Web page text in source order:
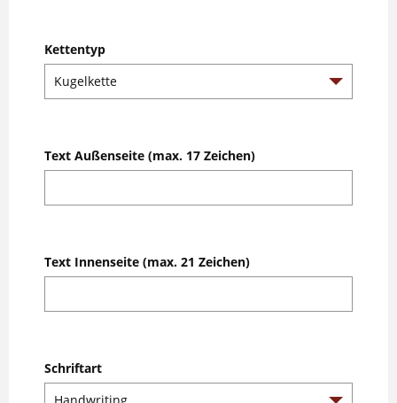
Kettentyp
Text Außenseite (max. 17 Zeichen)
Text Innenseite (max. 21 Zeichen)
Schriftart